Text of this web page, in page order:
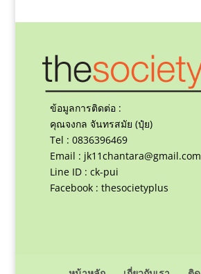
ข้อมูลการติดต่อ :
คุณจงกล จันทรสมัย (ปุ๋ย)
Tel : 0836396469
Email : jk11chantara@gmail.com
Line ID : ck-pui
Facebook : thesocietyplus